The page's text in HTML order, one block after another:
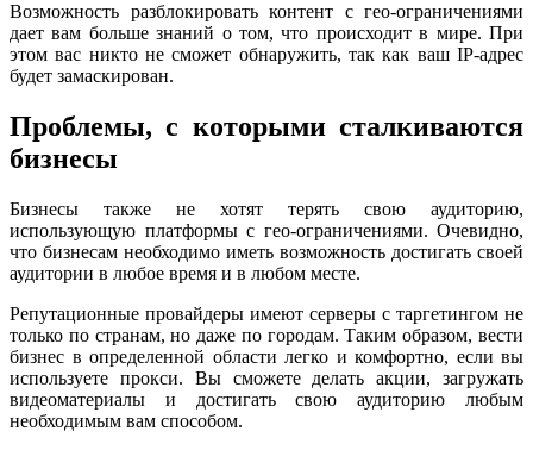
Возможность разблокировать контент с гео-ограничениями
дает вам больше знаний о том, что происходит в мире. При
этом вас никто не сможет обнаружить, так как ваш IP-адрес
будет замаскирован.
Проблемы, с которыми сталкиваются
бизнесы
Бизнесы также не хотят терять свою аудиторию,
использующую платформы с гео-ограничениями. Очевидно,
что бизнесам необходимо иметь возможность достигать своей
аудитории в любое время и в любом месте.
Репутационные провайдеры имеют серверы с таргетингом не
только по странам, но даже по городам. Таким образом, вести
бизнес в определенной области легко и комфортно, если вы
используете прокси. Вы сможете делать акции, загружать
видеоматериалы и достигать свою аудиторию любым
необходимым вам способом.